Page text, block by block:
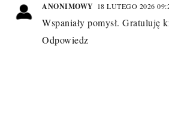
ANONIMOWY 18 LUTEGO 2026
Wspaniały pomysł. Gratuluję
Odpowiedz